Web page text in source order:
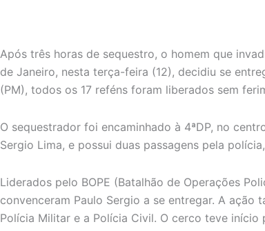
Após três horas de sequestro, o homem que
de Janeiro, nesta terça-feira (12), decidiu se
(PM), todos os 17 reféns foram liberados sem
O sequestrador foi encaminhado à 4ªDP, no
Sergio Lima, e possui duas passagens pela
Liderados pelo BOPE (Batalhão de Operações
convenceram Paulo Sergio a se entregar. A
Polícia Militar e a Polícia Civil. O cerco teve início